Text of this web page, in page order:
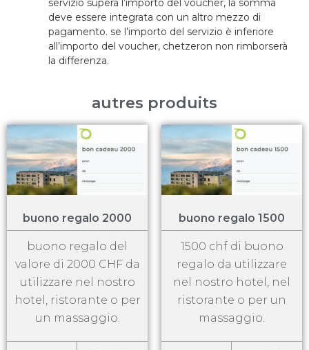
servizio supera l’importo del voucher, la somma
deve essere integrata con un altro mezzo di
pagamento. se l’importo del servizio è inferiore
all’importo del voucher, chetzeron non rimborserà
la differenza.
autres produits
buono regalo 2000
buono regalo del
valore di 2000 CHF da
utilizzare nel nostro
hotel, ristorante o per
un massaggio.
buono regalo 1500
1500 chf di buono
regalo da utilizzare
nel nostro hotel, nel
ristorante o per un
massaggio.